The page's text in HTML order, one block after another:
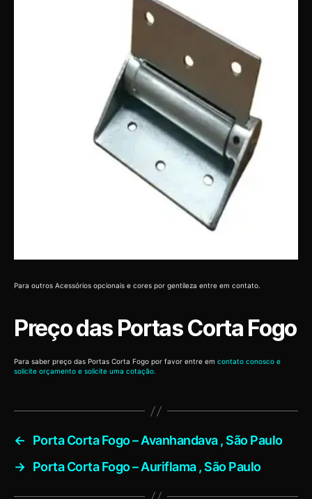
Para outros Acessórios opcionais e cores por gentileza entre em contato.
Preço das Portas Corta Fogo
Para saber preço das Portas Corta Fogo por favor entre em contato conosco e
solicite orçamento e solicite uma cotação.
←
Porta Corta Fogo – Avanhandava , São Paulo
→ Porta Corta Fogo – Auriflama , São Paulo